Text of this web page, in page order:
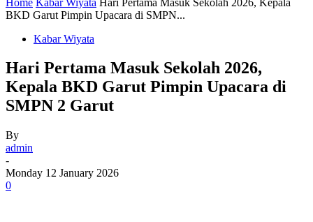
BKD Garut Pimpin Upacara di SMPN...
Kabar Wiyata
Hari Pertama Masuk Sekolah 2026,
Kepala BKD Garut Pimpin Upacara di
SMPN 2 Garut
By
admin
-
Monday 12 January 2026
0